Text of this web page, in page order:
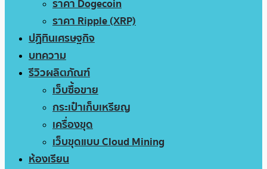
ราคา Dogecoin
ราคา Ripple (XRP)
ปฏิทินเศรษฐกิจ
บทความ
รีวิวผลิตภัณฑ์
เว็บซื้อขาย
กระเป๋าเก็บเหรียญ
เครื่องขุด
เว็บขุดแบบ Cloud Mining
ห้องเรียน